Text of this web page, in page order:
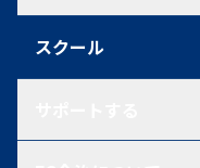
グッズ
U-18
U-18 選手一覧
U-15
スクール